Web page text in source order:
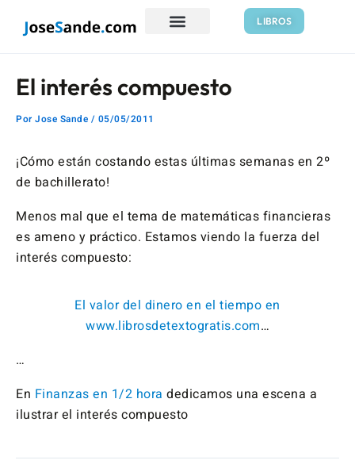
LIBROS
El interés compuesto
Por Jose Sande / 05/05/2011
¡Cómo están costando estas últimas semanas en 2º
de bachillerato!
Menos mal que el tema de matemáticas financieras
es ameno y práctico. Estamos viendo la fuerza del
interés compuesto:
El valor del dinero en el tiempo en
www.librosdetextogratis.com…
…
En Finanzas en 1/2 hora dedicamos una escena a
ilustrar el interés compuesto
de